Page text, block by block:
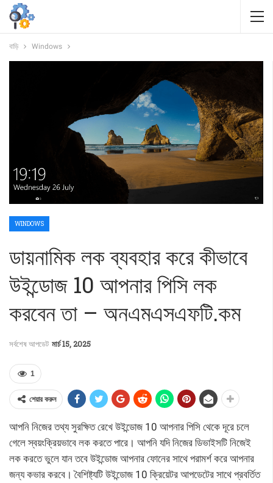
বাড়ি Windows
WINDOWS
ডায়নামিক লক ব্যবহার করে কীভাবে
উইন্ডোজ 10 আপনার পিসি লক
করবেন তা – অনএমএসএফটি.কম
সর্বশেষ আপডেট মার্চ 15, 2025
1
শেয়ার করুন
আপনি নিজের তথ্য সুরক্ষিত রেখে উইন্ডোজ 10 আপনার পিসি থেকে দূরে চলে
গেলে স্বয়ংক্রিয়ভাবে লক করতে পারে। আপনি যদি নিজের ডিভাইসটি নিজেই
লক করতে ভুলে যান তবে উইন্ডোজ আপনার ফোনের সাথে পরামর্শ করে আপনার
জন্য কভার করবে। বৈশিষ্ট্যটি উইন্ডোজ 10 ক্রিয়েটর আপডেটের সাথে প্রবর্তিত